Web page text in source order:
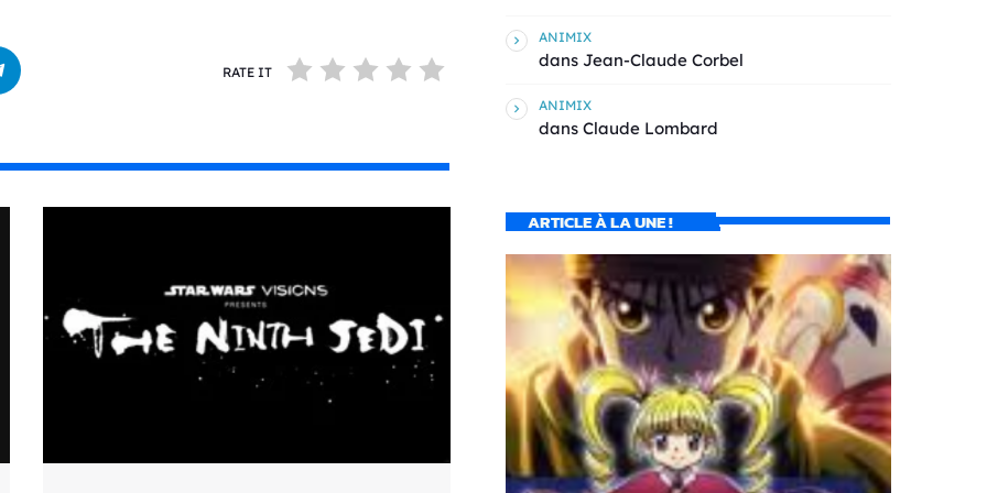
RATE IT
ANIMIX
dans Jean-Claude Corbel
ANIMIX
dans Claude Lombard
ARTICLE À LA UNE !